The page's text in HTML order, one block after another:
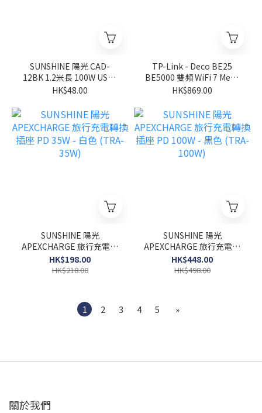
SUNSHINE 陽光 CAD-
12BK 1.2米長 100W USB-
C 快速充電線 黑色
HK$48.00
TP-Link - Deco BE25
BE5000 雙頻 WiFi 7 Mesh
路由器
HK$869.00
SUNSHINE 陽光
APEXCHARGE 旅行充電轉
換插座 PD 35W - 白色
(TRA-35W)
HK$198.00
HK$218.00
SUNSHINE 陽光
APEXCHARGE 旅行充電轉
換插座 PD 100W - 黑色
(TRA-100W)
HK$448.00
HK$498.00
1 2 3 4 5 »
關於我們